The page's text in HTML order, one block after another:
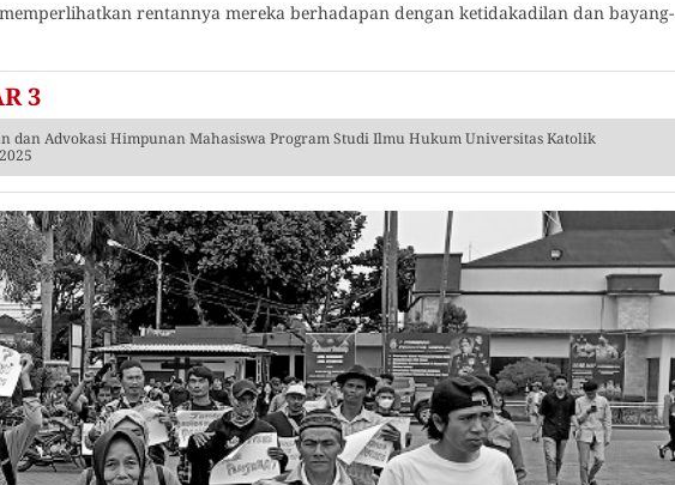
rentannya mereka berhadapan dengan ketidakadilan dan bayang-
3
dan Advokasi Himpunan Mahasiswa Program Studi Ilmu Hukum Universitas Katolik